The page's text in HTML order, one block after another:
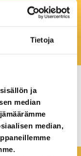
Tietoja
ja
median
median,